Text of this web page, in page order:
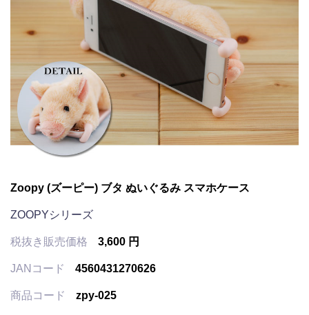
Zoopy (ズーピー) ブタ ぬいぐるみ スマホケース
ZOOPYシリーズ
税抜き販売価格 3,600 円
JANコード 4560431270626
商品コード zpy-025